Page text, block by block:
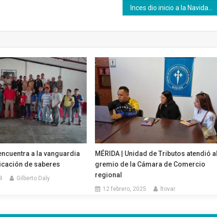
a la vanguardia
de saberes
Gilberto Daly
MÉRIDA | Unidad de Tributos atendió
gremio de la Cámara de Comercio
regional
12 febrero, 2025 ltovar